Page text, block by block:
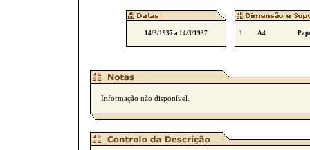
14/3/1937 a 14/3/1937 1 A4
Informação não disponível.